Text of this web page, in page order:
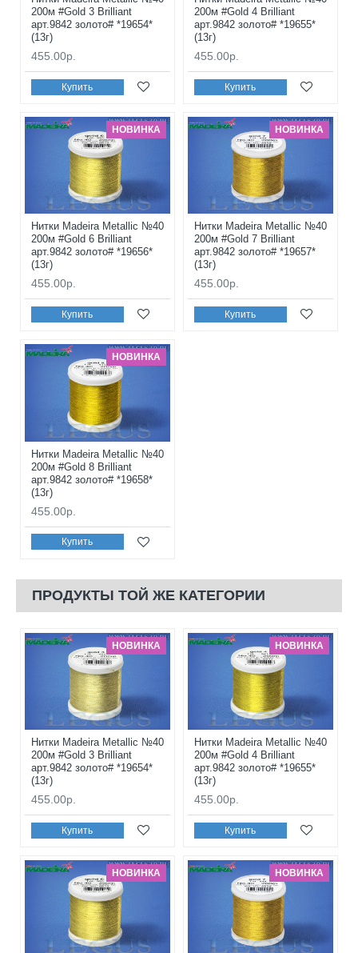
200м #Gold 3 Brilliant
арт.9842 золото# *19654*
(13г)
455.00р.
Купить
200м #Gold 4 Brilliant
арт.9842 золото# *19655*
(13г)
455.00р.
Купить
НОВИНКА
Нитки Madeira Metallic №40
200м #Gold 6 Brilliant
арт.9842 золото# *19656*
(13г)
455.00р.
Купить
НОВИНКА
Нитки Madeira Metallic №40
200м #Gold 7 Brilliant
арт.9842 золото# *19657*
(13г)
455.00р.
Купить
НОВИНКА
Нитки Madeira Metallic №40
200м #Gold 8 Brilliant
арт.9842 золото# *19658*
(13г)
455.00р.
Купить
ПРОДУКТЫ ТОЙ ЖЕ КАТЕГОРИИ
НОВИНКА
Нитки Madeira Metallic №40
200м #Gold 3 Brilliant
арт.9842 золото# *19654*
(13г)
455.00р.
Купить
НОВИНКА
Нитки Madeira Metallic №40
200м #Gold 4 Brilliant
арт.9842 золото# *19655*
(13г)
455.00р.
Купить
НОВИНКА НОВИНКА